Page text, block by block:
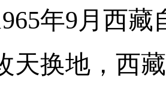
年9月西
天换地，西